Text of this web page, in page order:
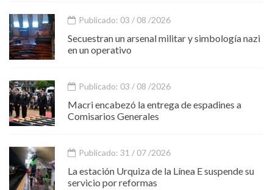
Publicado: 03 / 08 /2026
Secuestran un arsenal militar y simbología nazi
en un operativo
Publicado: 03 / 08 /2026
Macri encabezó la entrega de espadines a
Comisarios Generales
Publicado: 31 / 07 /2026
La estación Urquiza de la Línea E suspende su
servicio por reformas